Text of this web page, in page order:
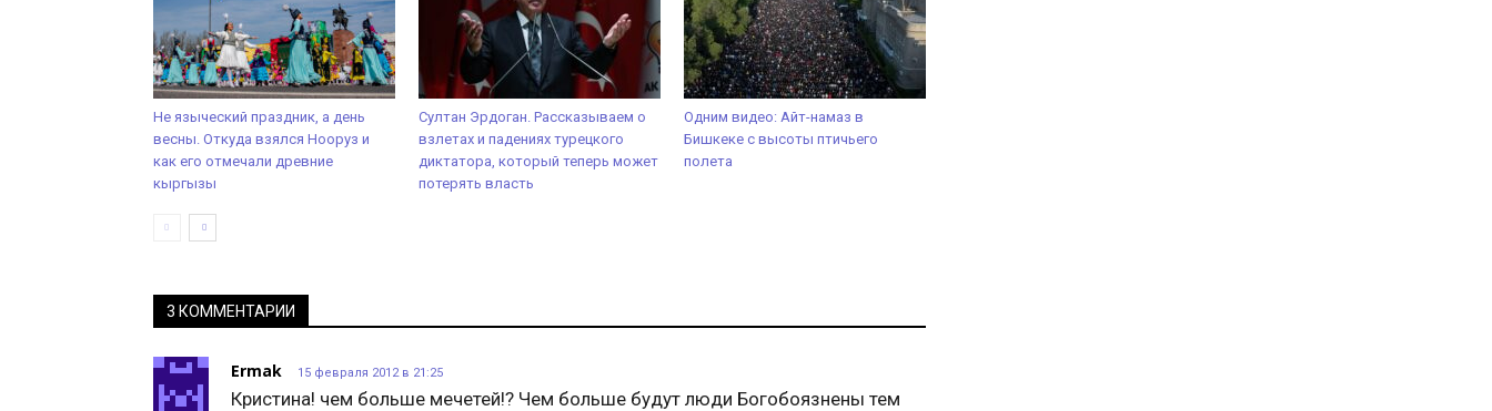
Не языческий праздник, а день
весны. Откуда взялся Нооруз и
как его отмечали древние
кыргызы
Султан Эрдоган. Рассказываем о
взлетах и падениях турецкого
диктатора, который теперь может
потерять власть
Одним видео: Айт-намаз в
Бишкеке с высоты птичьего
полета
3 КОММЕНТАРИИ
Ermak 15 февраля 2012 в 21:25
Кристина! чем больше мечетей!? Чем больше будут люди Богобоязнены тем